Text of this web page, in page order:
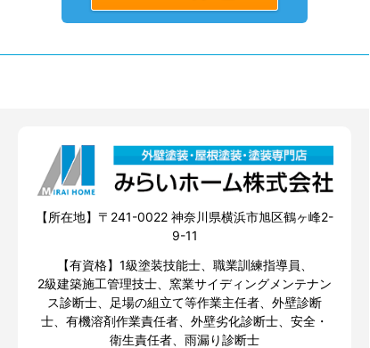
【所在地】〒241-0022 神奈川県横浜市旭区鶴ヶ峰2-
9-11
【有資格】1級塗装技能士、職業訓練指導員、
2級建築施工管理技士、窯業サイディングメンテナン
ス診断士、足場の組立て等作業主任者、外壁診断
士、有機溶剤作業責任者、外壁劣化診断士、安全・
衛生責任者、雨漏り診断士